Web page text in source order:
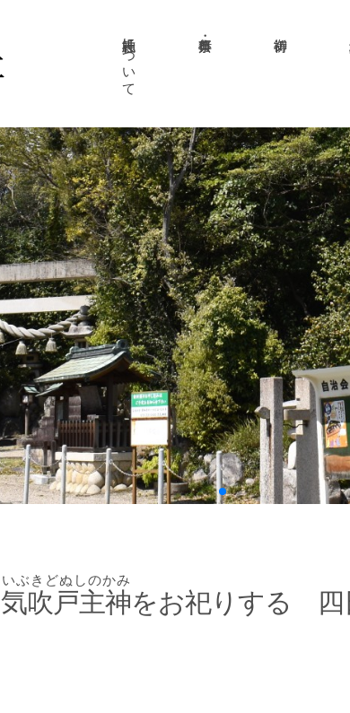
志氐神社について
気吹戸主神
いぶきどぬしのかみ
をお祀りする